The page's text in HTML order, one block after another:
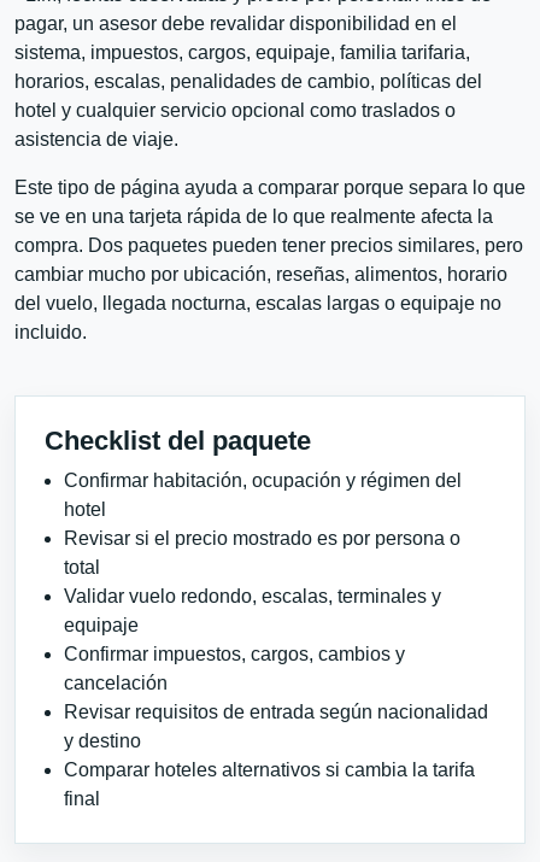
pagar, un asesor debe revalidar disponibilidad en el
sistema, impuestos, cargos, equipaje, familia tarifaria,
horarios, escalas, penalidades de cambio, políticas del
hotel y cualquier servicio opcional como traslados o
asistencia de viaje.
Este tipo de página ayuda a comparar porque separa lo que
se ve en una tarjeta rápida de lo que realmente afecta la
compra. Dos paquetes pueden tener precios similares, pero
cambiar mucho por ubicación, reseñas, alimentos, horario
del vuelo, llegada nocturna, escalas largas o equipaje no
incluido.
Checklist del paquete
Confirmar habitación, ocupación y régimen del
hotel
Revisar si el precio mostrado es por persona o
total
Validar vuelo redondo, escalas, terminales y
equipaje
Confirmar impuestos, cargos, cambios y
cancelación
Revisar requisitos de entrada según nacionalidad
y destino
Comparar hoteles alternativos si cambia la tarifa
final